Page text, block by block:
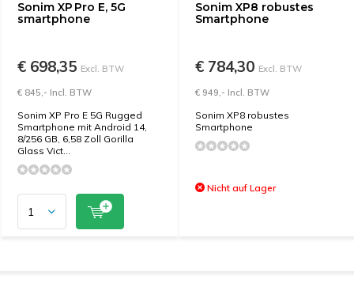
Sonim XP Pro E, 5G
smartphone
€ 698,35 Excl. BTW
€ 845,- Incl. BTW
Sonim XP Pro E 5G Rugged
Smartphone mit Android 14,
8/256 GB, 6,58 Zoll Gorilla
Glass Vict...
Sonim XP8 robustes
Smartphone
€ 784,30 Excl. BTW
€ 949,- Incl. BTW
Sonim XP8 robustes
Smartphone
Nicht auf Lager